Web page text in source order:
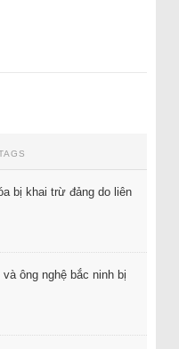
bị khai trừ đảng do liên
ông nghệ bắc ninh bị